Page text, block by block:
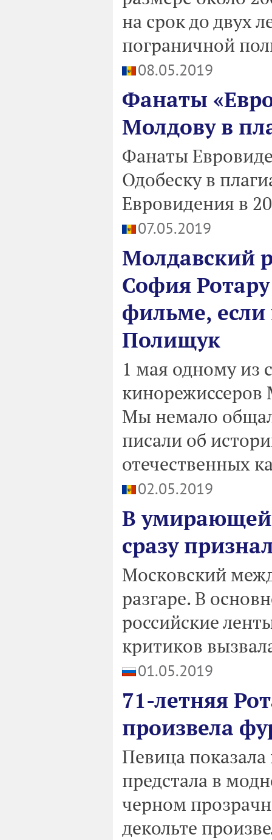
на срок до двух
пограничной
08.05.2019
Фанаты
Молдову в
Фанаты
Одобеску в
Евровидения в
07.05.2019
Молдавский
София
фильме,
Полищук
1 мая одному из
кинорежиссеров
Мы немало
писали об
отечественных
02.05.2019
В умирающей
сразу
Московский
разгаре. В
российские
критиков
01.05.2019
71-летняя
произвела
Певица
предстала в
черном
декольте